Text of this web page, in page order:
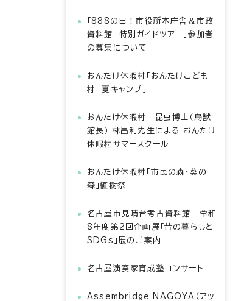
「888の日！市役所本庁舎＆市政
資料館 特別ガイドツアー」参加者
の募集について
おんたけ休暇村「おんたけこども
村 夏キャンプ」
おんたけ休暇村 昆虫博士（鳥獣
館長） 林昌利先生による おんたけ
休暇村サマースクール
おんたけ休暇村「市民の森・葵の
森」植樹祭
名古屋市見晴台考古資料館 令和
8年度第2回企画展「昔の暮らしと
SDGs」展のご案内
名古屋演奏家育成塾コンサート
Assembridge NAGOYA（アッ